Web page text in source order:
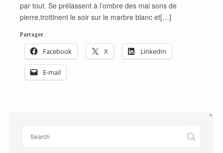
par­ tout. Se prélassent à l’ombre des mai­ sons de
pierre,trottinent le soir sur le marbre blanc et[…]
Partager :
Facebook X LinkedIn
E-mail